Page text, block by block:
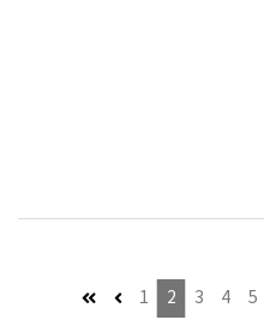
첫 페이지이전 페이지 (이동불가)
1 2 3 4 5